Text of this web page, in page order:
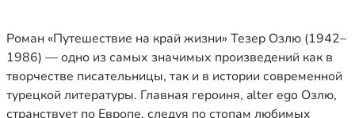
Роман «Путешествие на край жизни» Тезер Озлю (1942–
1986) — одно из самых значимых произведений как в
творчестве писательницы, так и в истории современной
турецкой литературы. Главная героиня, alter ego Озлю,
странствует по Европе, следуя по стопам любимых